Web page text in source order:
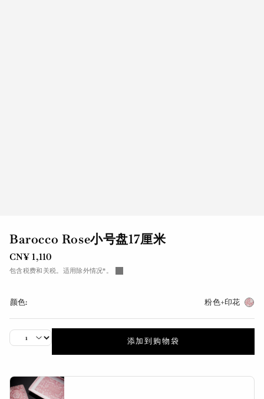
Barocco Rose小号盘17厘米
CN¥ 1,110
包含税费和关税。适用除外情况*。
颜色: 粉色+印花
添加到购物袋